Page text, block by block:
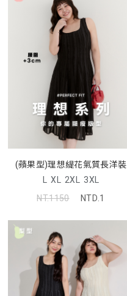
(蘋果型)理想緹花氣質長洋裝
L XL 2XL 3XL
NT.1150
NTD.1